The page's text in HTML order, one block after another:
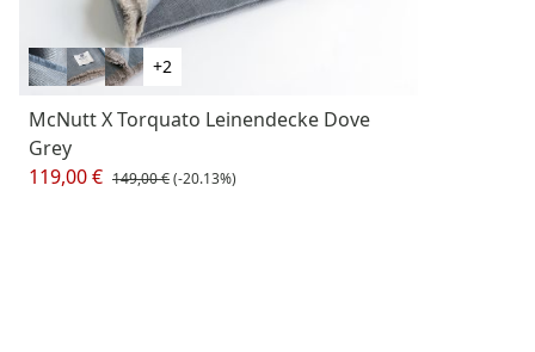
+2
McNutt X Torquato Leinendecke Dove
Grey
119,00 € 149,00 €(-20.13%)